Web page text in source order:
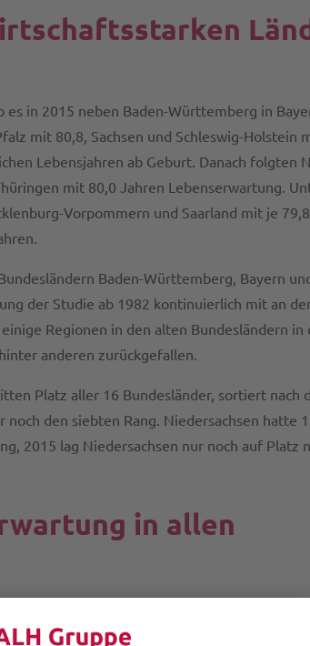
in 2015 neben Baden-Württemberg in
mit 80,8, Sachsen und Schleswig-Holstein
Lebensjahren ab Geburt. Danach folgten
mit 80,0 Jahren Lebenserwartung.
Vorpommern und Saarland mit je
Baden-Württemberg, Bayern
der Studie ab 1982 kontinuierlich mit an
Regionen in den alten Bundesländern in
anderen zurückgefallen.
Platz aller 16 Bundesländer, sortiert nach
den siebten Rang. Niedersachsen hatte
2015 lag Niedersachsen nur noch auf Platz
in allen
2015 konnten die Berliner mit einem
machen. Dicht dahinter rangiert